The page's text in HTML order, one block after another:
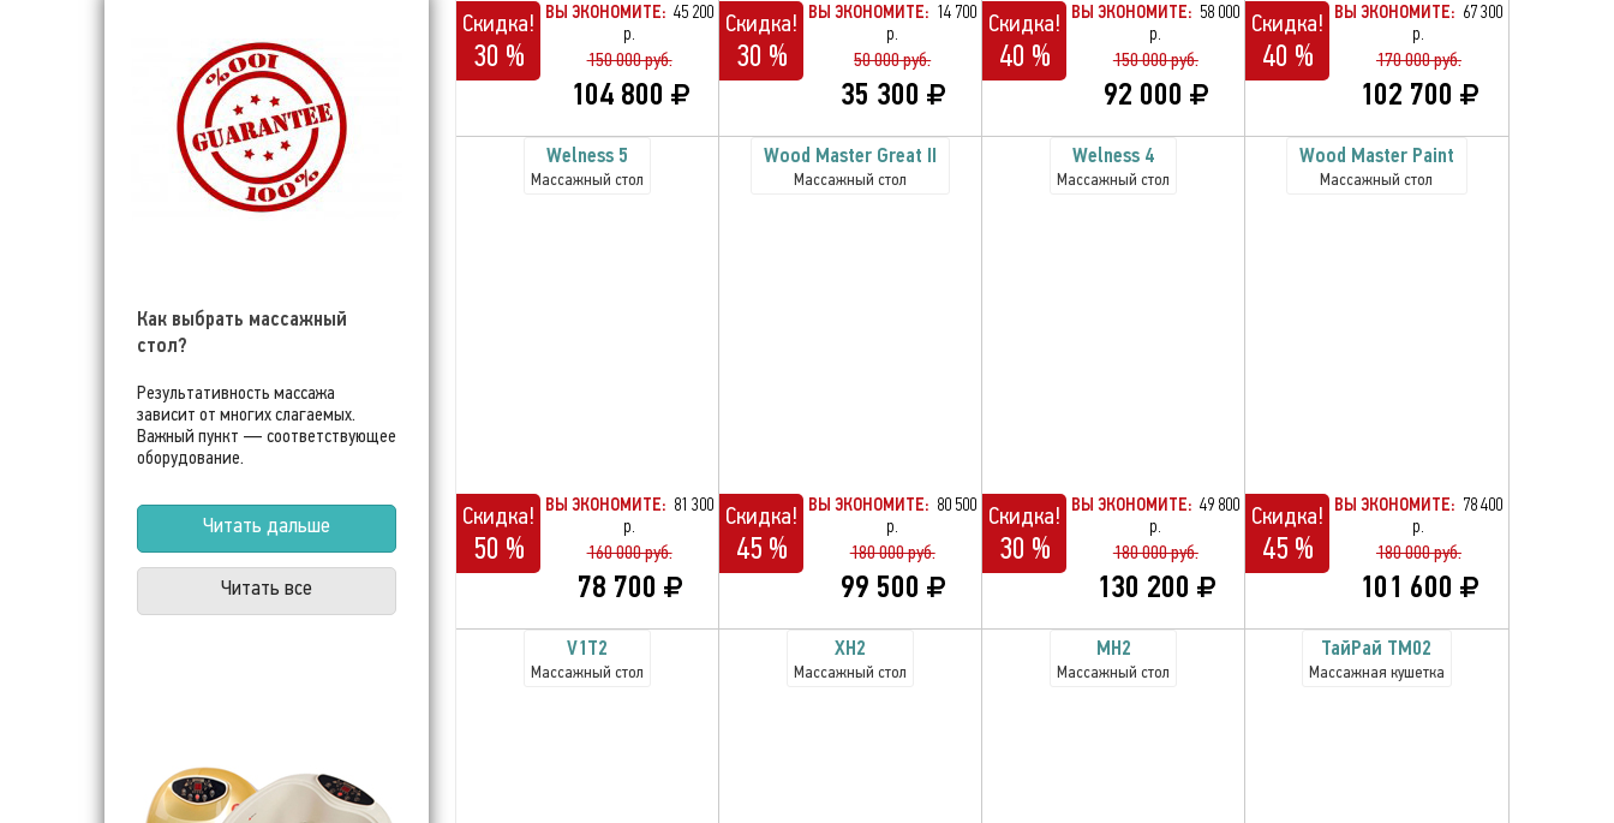
Как выбрать массажный
стол?
Результативность массажа
зависит от многих слагаемых.
Важный пункт — соответствующее
оборудование.
Читать дальше
Читать все
Скидка!
30 %
ВЫ ЭКОНОМИТЕ: 45 200
р.
150 000 руб.
104 800
Скидка!
30 %
ВЫ ЭКОНОМИТЕ: 14 700
р.
50 000 руб.
35 300
Скидка!
40 %
ВЫ ЭКОНОМИТЕ: 58 000
р.
150 000 руб.
92 000
Скидка!
40 %
ВЫ ЭКОНОМИТЕ: 67 300
р.
170 000 руб.
102 700
Welness 5
Массажный стол
Скидка!
50 %
ВЫ ЭКОНОМИТЕ: 81 300
р.
160 000 руб.
78 700
Wood Master Great II
Массажный стол
Скидка!
45 %
ВЫ ЭКОНОМИТЕ: 80 500
р.
180 000 руб.
99 500
Welness 4
Массажный стол
Скидка!
30 %
ВЫ ЭКОНОМИТЕ: 49 800
р.
180 000 руб.
130 200
Wood Master Paint
Массажный стол
Скидка!
45 %
ВЫ ЭКОНОМИТЕ: 78 400
р.
180 000 руб.
101 600
V1T2
Массажный стол
XH2
Массажный стол
MH2
Массажный стол
TaйРай TM02
Массажная кушетка